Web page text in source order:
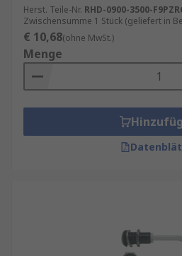
Herst. Teile-Nr. RHD-0900-3500-
Zwischensumme 1 Stück (geliefert in
€ 10,68(ohne MwSt.)
Menge